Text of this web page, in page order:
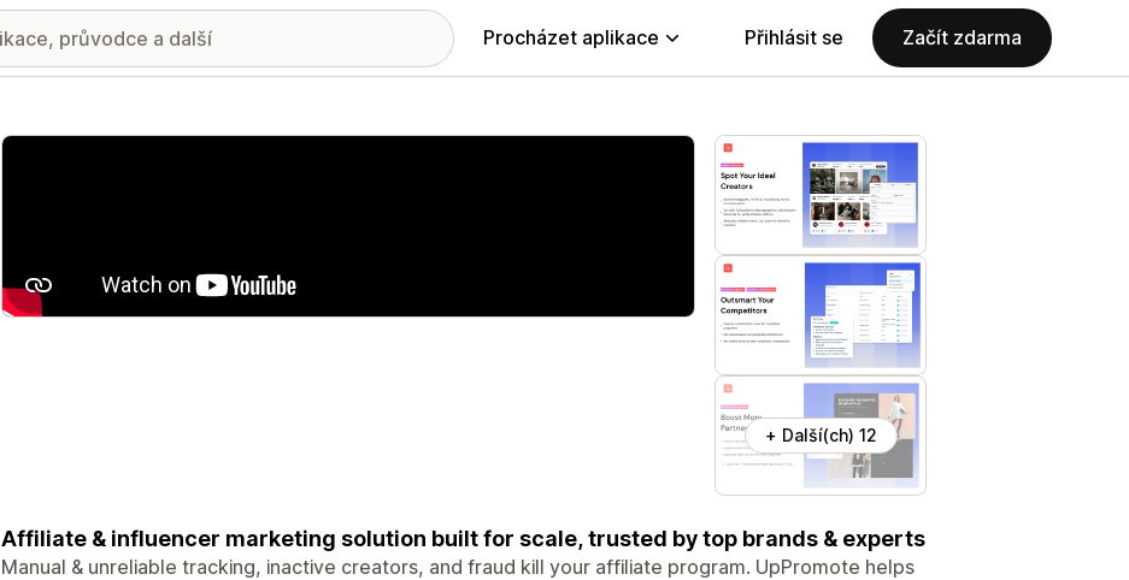
Procházet aplikace Přihlásit se Začít zdarma
Galerie propagovaných obrázků
+ Další(ch) 12
Affiliate & influencer marketing solution built for scale, trusted by top brands & experts
Manual & unreliable tracking, inactive creators, and fraud kill your affiliate program. UpPromote helps